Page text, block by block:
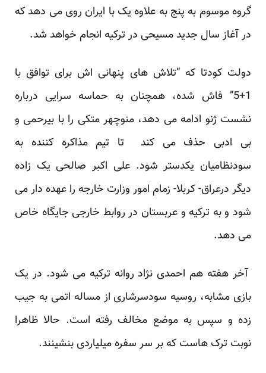
گروه موسوم به پنج به علاوه یک با ایران روی می دهد که
در آغاز سال جدید مسیحی در ترکیه انجام خواهد شد.
دولت کودتا که “تلاش های پنهانی اش برای توافق با
1+5” فاش شده، همچنان به حماسه سرایی درباره
نشست ژنو ادامه می دهد، منوچهر متکی را با بیرحمی و
بی ادبی حذف می کند تا تیم مذاکره کننده به
سودنظامیان یکدستر شود. علی اکبر صالحی یک زاده
دیگر درعراق- کربلا- زمام امور وزارت خارجه را عهده دار می
شود و به ترکیه و عربستان در روابط خارجی جایگاه خاص
می دهد.
آخر هفته هم احمدی نژاد روانه ترکیه می شود. در یک
بازی مشابه، روسیه سودسرشاری از مساله اتمی به جیب
زده و سپس به موضع مخالف رفته است. حالا ظاهرا
نوبت ترک هاست که بر سر سفره میلیاردی بنشینند.